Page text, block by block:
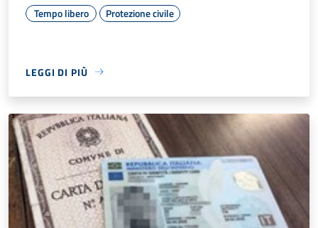
Tempo libero
Protezione civile
LEGGI DI PIÙ